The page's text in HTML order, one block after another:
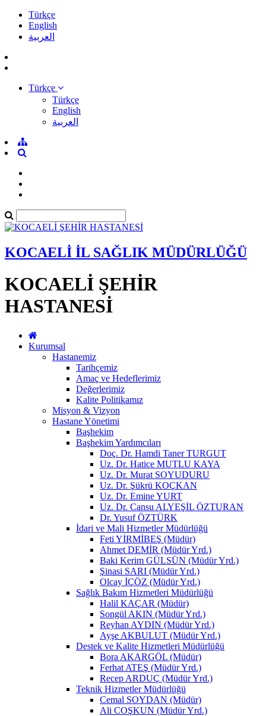
Türkçe
English
العربية
Türkçe
Türkçe
English
العربية
KOCAELİ İL SAĞLIK MÜDÜRLÜĞÜ
KOCAELİ ŞEHİR
HASTANESİ
Kurumsal
Hastanemiz
Tarihçemiz
Amaç ve Hedeflerimiz
Değerlerimiz
Kalite Politikamız
Misyon & Vizyon
Hastane Yönetimi
Başhekim
Başhekim Yardımcıları
Doç. Dr. Hamdi Taner TURGUT
Uz. Dr. Hatice MUTLU KAYA
Uz. Dr. Murat SOYUDURU
Uz. Dr. Şükrü KOÇKAN
Uz. Dr. Emine YURT
Uz. Dr. Cansu ALYEŞİL ÖZTURAN
Dr. Yusuf ÖZTÜRK
İdari ve Mali Hizmetler Müdürlüğü
Feti YİRMİBEŞ (Müdür)
Ahmet DEMİR (Müdür Yrd.)
Baki Kerim GÜLSÜN (Müdür Yrd.)
Şinasi SARI (Müdür Yrd.)
Olcay İÇÖZ (Müdür Yrd.)
Sağlık Bakım Hizmetleri Müdürlüğü
Halil KAÇAR (Müdür)
Songül AKIN (Müdür Yrd.)
Reyhan AYDIN (Müdür Yrd.)
Ayşe AKBULUT (Müdür Yrd.)
Destek ve Kalite Hizmetleri Müdürlüğü
Bora AKARGÖL (Müdür)
Ferhat ATEŞ (Müdür Yrd.)
Recep ARDUÇ (Müdür Yrd.)
Teknik Hizmetler Müdürlüğü
Cemal SOYDAN (Müdür)
Ali COŞKUN (Müdür Yrd.)